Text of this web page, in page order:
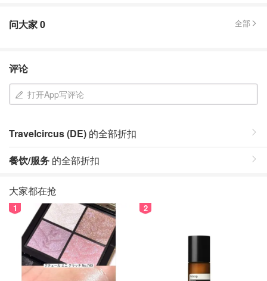
问大家0 全部
评论
打开App写评论
Travelcircus (DE) 的全部折扣
餐饮/服务 的全部折扣
大家都在抢
1 2